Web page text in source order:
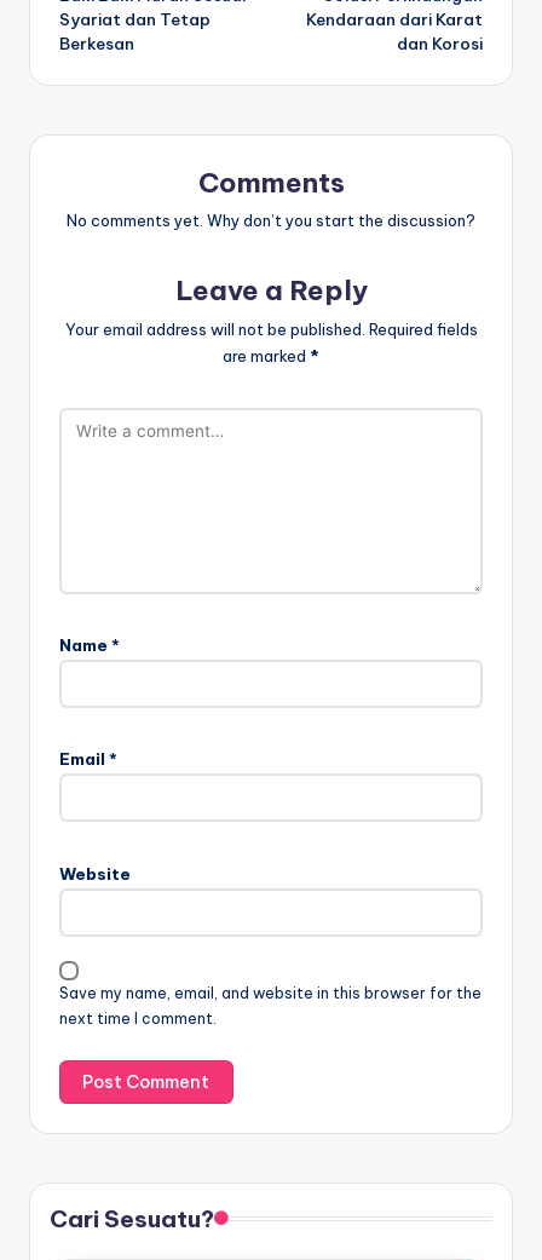
Syariat dan Tetap
Berkesan
Kendaraan dari Karat
dan Korosi
Comments
No comments yet. Why don’t you start the discussion?
Leave a Reply
Your email address will not be published. Required fields
are marked *
Name *
Email *
Website
Save my name, email, and website in this browser for the
next time I comment.
Cari Sesuatu?